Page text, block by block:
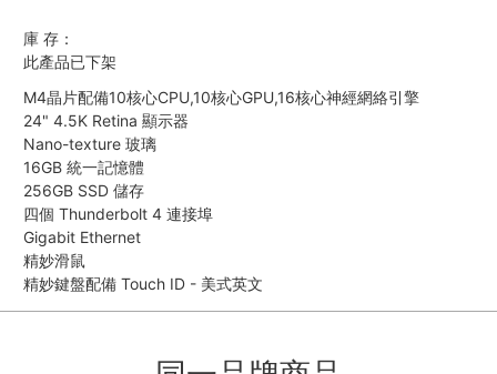
庫 存：
此產品已下架
M4晶片配備10核心CPU,10核心GPU,16核心神經網絡引擎
24" 4.5K Retina 顯示器
Nano-texture 玻璃
16GB 統一記憶體
256GB SSD 儲存
四個 Thunderbolt 4 連接埠
Gigabit Ethernet
精妙滑鼠
精妙鍵盤配備 Touch ID - 美式英文